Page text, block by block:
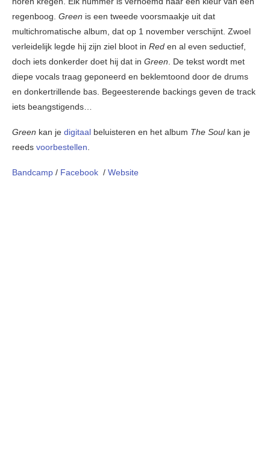
regenboog. Green is een tweede voorsmaakje uit dat
multichromatische album, dat op 1 november verschijnt. Zwoel
verleidelijk legde hij zijn ziel bloot in Red en al even seductief,
doch iets donkerder doet hij dat in Green . De tekst wordt met
diepe vocals traag geponeerd en beklemtoond door de drums
en donkertrillende bas. Begeesterende backings geven de track
iets beangstigends…
Green kan je digitaal beluisteren en het album The Soulkan je
reeds voorbestellen
Bandcamp / Facebook / Website